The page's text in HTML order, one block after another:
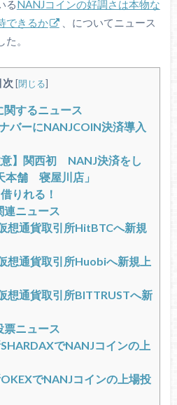
るNANJコインの好調さは本物な
できるか
、についてニュース
。
次 [閉じる]
関するニュース
バーにNANJCOIN決済導入
】関西初 NANJ決済をし
舗 寝屋川店」
りれる！
ニュース
想通貨取引所HitBTCへ新規
想通貨取引所Huobiへ新規上
想通貨取引所BITTRUSTへ新
ニュース
でNANJコインの上
でNANJコインの上場投